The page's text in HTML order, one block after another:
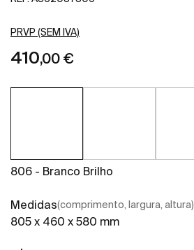
PRVP (SEM IVA)
410,00 €
806 - Branco Brilho
Medidas(comprimento, largura, altura)
805 x 460 x 580 mm